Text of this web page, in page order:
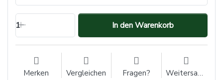
1 In den Warenkorb
Merken Vergleichen Fragen? Weitersagen